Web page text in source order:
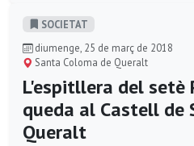
SOCIETAT
diumenge, 25 de març de 2018
Santa Coloma de Queralt
L'espitllera del setè
queda al Castell de
Queralt